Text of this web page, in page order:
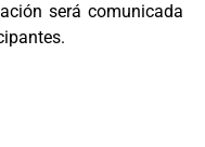
será comunicada